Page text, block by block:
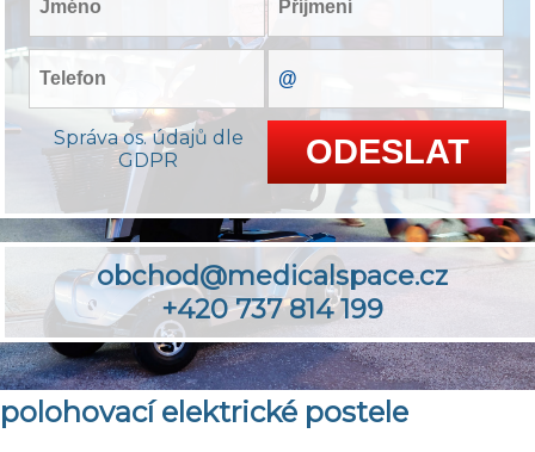
Správa os. údajů dle
GDPR
obchod@medicalspace.cz
+420 737 814 199
polohovací elektrické postele